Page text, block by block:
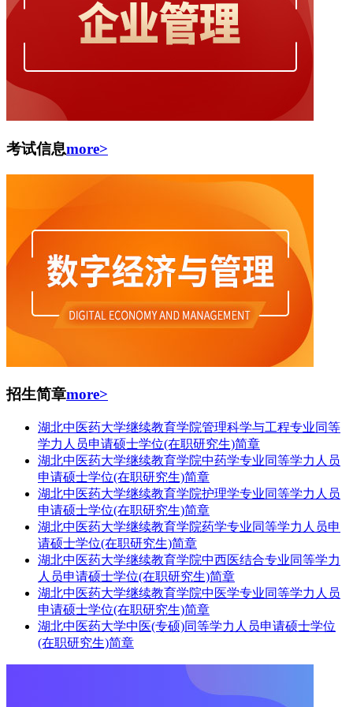
考试信息more>
招生简章more>
湖北中医药大学继续教育学院管理科学与工程专业同等
学力人员申请硕士学位(在职研究生)简章
湖北中医药大学继续教育学院中药学专业同等学力人员
申请硕士学位(在职研究生)简章
湖北中医药大学继续教育学院护理学专业同等学力人员
申请硕士学位(在职研究生)简章
湖北中医药大学继续教育学院药学专业同等学力人员申
请硕士学位(在职研究生)简章
湖北中医药大学继续教育学院中西医结合专业同等学力
人员申请硕士学位(在职研究生)简章
湖北中医药大学继续教育学院中医学专业同等学力人员
申请硕士学位(在职研究生)简章
湖北中医药大学中医(专硕)同等学力人员申请硕士学位
(在职研究生)简章